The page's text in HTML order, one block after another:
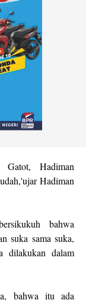
Hadiman
Hadiman
bahwa
suka sama suka,
dilakukan dalam
bahwa itu ada